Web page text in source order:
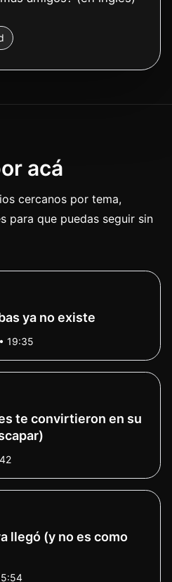
acá
cercanos por tema,
para que puedas seguir sin
ya no existe
19:35
te convirtieron en su
llegó (y no es como